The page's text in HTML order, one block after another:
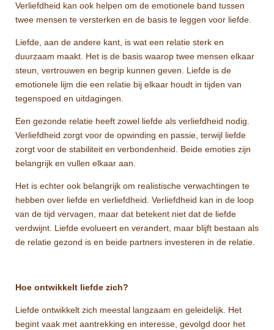
Verliefdheid kan ook helpen om de emotionele band tussen
twee mensen te versterken en de basis te leggen voor liefde.
Liefde, aan de andere kant, is wat een relatie sterk en
duurzaam maakt. Het is de basis waarop twee mensen elkaar
steun, vertrouwen en begrip kunnen geven. Liefde is de
emotionele lijm die een relatie bij elkaar houdt in tijden van
tegenspoed en uitdagingen.
Een gezonde relatie heeft zowel liefde als verliefdheid nodig.
Verliefdheid zorgt voor de opwinding en passie, terwijl liefde
zorgt voor de stabiliteit en verbondenheid. Beide emoties zijn
belangrijk en vullen elkaar aan.
Het is echter ook belangrijk om realistische verwachtingen te
hebben over liefde en verliefdheid. Verliefdheid kan in de loop
van de tijd vervagen, maar dat betekent niet dat de liefde
verdwijnt. Liefde evolueert en verandert, maar blijft bestaan als
de relatie gezond is en beide partners investeren in de relatie.
Hoe ontwikkelt liefde zich?
Liefde ontwikkelt zich meestal langzaam en geleidelijk. Het
begint vaak met aantrekking en interesse, gevolgd door het